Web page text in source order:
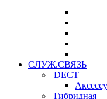
СЛУЖ.СВЯЗЬ
DECT
Гибридная